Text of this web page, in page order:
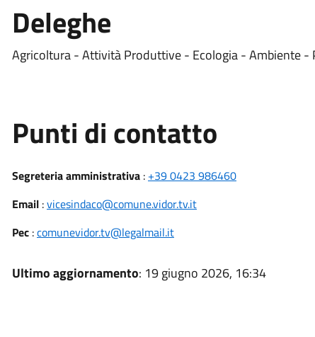
Deleghe
Agricoltura - Attività Produttive - Ecologia - Ambiente
Punti di contatto
Segreteria amministrativa: +39 0423 986460
Email:vicesindaco@comune.vidor.tv.it
Pec:comunevidor.tv@legalmail.it
Ultimo aggiornamento: 19 giugno 2026, 16:34